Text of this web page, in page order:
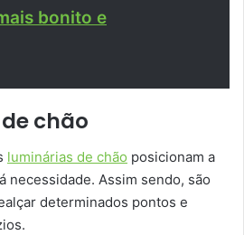
bonito e
chão
luminárias de chão posicionam a
necessidade. Assim sendo, são
determinados pontos e